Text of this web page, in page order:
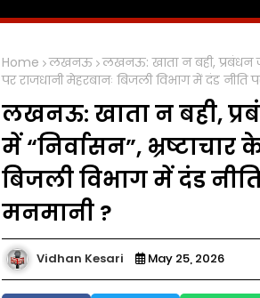
Home लखनऊ लखनऊ: खाता न बही, प्रबंधन
पर राजधानी मेहरबानः बिजली विभाग में दंड
लखनऊ: खाता न बही,
में “निर्वासन”,
बिजली विभाग में दंड
मनमानी ?
Vidhan Kesari May 25, 2026